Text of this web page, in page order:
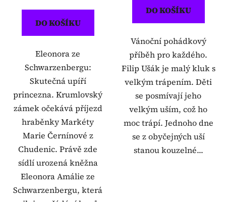
DO KOŠÍKU
Eleonora ze
Schwarzenbergu:
Skutečná upíří
princezna. Krumlovský
zámek očekává příjezd
hraběnky Markéty
Marie Černínové z
Chudenic. Právě zde
sídlí urozená kněžna
Eleonora Amálie ze
Schwarzenbergu, která
DO KOŠÍKU
Vánoční pohádkový
příběh pro každého.
Filip Ušák je malý kluk s
velkým trápením. Děti
se posmívají jeho
velkým uším, což ho
moc trápí. Jednoho dne
se z obyčejných uší
stanou kouzelné...